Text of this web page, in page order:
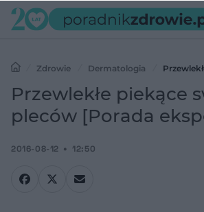
Zdrowie Dermatologia
pleców [Porada eksperta]
Przewlekłe piekące
pleców [Porada
2016-08-12 12:50